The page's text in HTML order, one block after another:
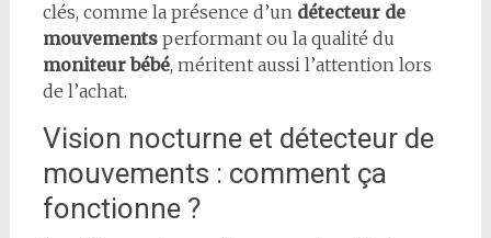
clés, comme la présence d’un détecteur de
mouvementsperformant ou la qualité du
moniteur bébé, méritent aussi l’attention lors
de l’achat.
Vision nocturne et détecteur de
mouvements : comment ça
fonctionne ?